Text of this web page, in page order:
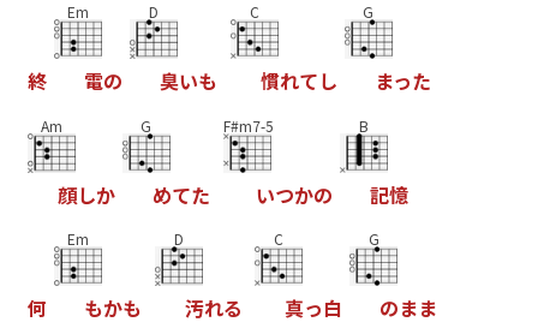
終
Em
電の
D
臭いも
C
慣れてし
G
まった
Am
顔しか
G
めてた
F#m7-5
いつかの
B
記憶
何
Em
もかも
D
汚れる
C
真っ白
G
のまま